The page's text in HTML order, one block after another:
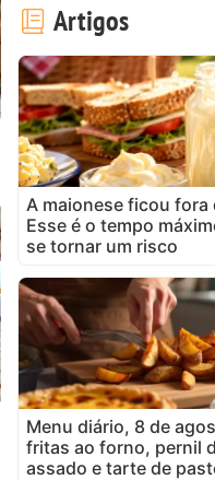
Artigos
A maionese ficou fora
Esse é o tempo
se tornar um risco
Menu diário, 8 de
fritas ao forno, pernil
assado e tarte de